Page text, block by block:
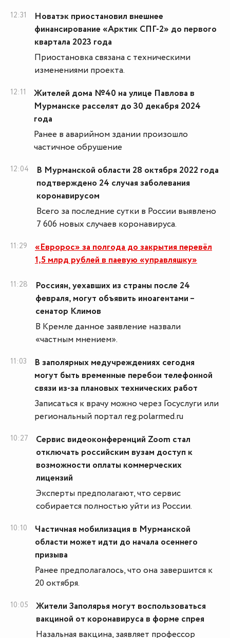
12:31
Новатэк приостановил внешнее
финансирование «Арктик СПГ-2» до первого
квартала 2023 года
Приостановка связана с техническими
изменениями проекта.
12:11
Жителей дома №40 на улице Павлова в
Мурманске расселят до 30 декабря 2024
года
Ранее в аварийном здании произошло
частичное обрушение
12:04
В Мурманской области 28 октября 2022 года
подтверждено 24 случая заболевания
коронавирусом
Всего за последние сутки в России выявлено
7 606 новых случаев коронавируса.
11:29
«Евророс» за полгода до закрытия перевёл
1,5 млрд рублей в паевую «управляшку»
11:28
Россиян, уехавших из страны после 24
февраля, могут объявить иноагентами –
сенатор Климов
В Кремле данное заявление назвали
«частным мнением».
11:03
В заполярных медучреждениях сегодня
могут быть временные перебои телефонной
связи из-за плановых технических работ
Записаться к врачу можно через Госуслуги или
региональный портал reg.polarmed.ru
10:27
Сервис видеоконференций Zoom стал
отключать российским вузам доступ к
возможности оплаты коммерческих
лицензий
Эксперты предполагают, что сервис
собирается полностью уйти из России.
10:10
Частичная мобилизация в Мурманской
области может идти до начала осеннего
призыва
Ранее предполагалось, что она завершится к
20 октября.
10:05
Жители Заполярья могут воспользоваться
вакциной от коронавируса в форме спрея
Назальная вакцина, заявляет профессор